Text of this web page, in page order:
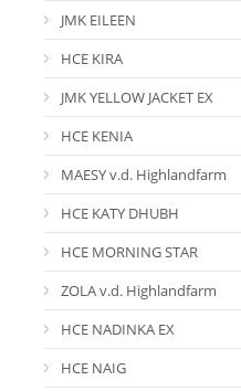
JMK EILEEN
HCE KIRA
JMK YELLOW JACKET EX
HCE KENIA
MAESY v.d. Highlandfarm
HCE KATY DHUBH
HCE MORNING STAR
ZOLA v.d. Highlandfarm
HCE NADINKA EX
HCE NAIG